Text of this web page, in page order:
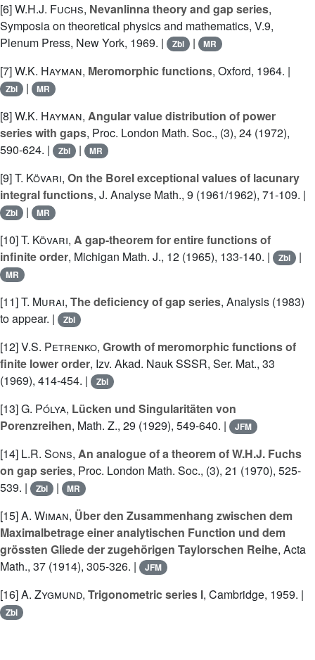
[6]W.H.J. Fuchs, Nevanlinna theory and gap series,
Symposia on theoretical physics and mathematics, V.9,
Plenum Press, New York, 1969. |
Zbl | MR
[7]W.K. Hayman, Meromorphic functions, Oxford, 1964. |
Zbl | MR
[8]W.K. Hayman, Angular value distribution of power
series with gaps, Proc. London Math. Soc., (3), 24 (1972),
590-624. |
Zbl | MR
[9]T. Kövari, On the Borel exceptional values of lacunary
integral functions, J. Analyse Math., 9 (1961/1962), 71-109. |
Zbl | MR
[10]T. Kövari, A gap-theorem for entire functions of
infinite order, Michigan Math. J., 12 (1965), 133-140. | Zbl |
MR
[11]T. Murai, The deficiency of gap series, Analysis (1983)
to appear. |
Zbl
[12]V.S. Petrenko, Growth of meromorphic functions of
finite lower order, Izv. Akad. Nauk SSSR, Ser. Mat., 33
(1969), 414-454. |
Zbl
[13]G. Pólya, Lücken und Singularitäten von
Porenzreihen, Math. Z., 29 (1929), 549-640. | JFM
[14] L.R. Sons, An analogue of a theorem of W.H.J. Fuchs
on gap series, Proc. London Math. Soc., (3), 21 (1970), 525-
539. |
Zbl | MR
[15]A. Wiman, Über den Zusammenhang zwischen dem
Maximalbetrage einer analytischen Function und dem
grössten Gliede der zugehörigen Taylorschen Reihe, Acta
Math., 37 (1914), 305-326. |
JFM
[16]A. Zygmund, Trigonometric series I, Cambridge, 1959. |
Zbl